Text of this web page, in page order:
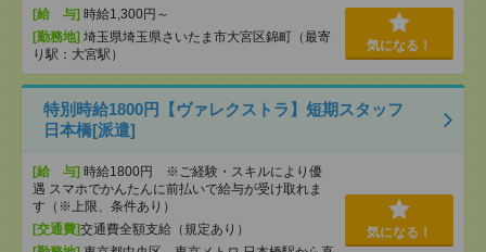
[給 与] 時給1,300円～
[勤務地] 埼玉県埼玉県さいたま市大宮区錦町（最寄
り駅：大宮駅）
気になる！
特別時給1800円【ヴァレクストラ】短期スタッフ
日本橋[派遣]
[給 与] 時給1800円 ※ご経験・スキルにより優
遇 スマホでかんたんに前払いで給与が受け取れま
す（※上限、条件あり）
[交通費]交通費全額支給（規定あり）
気になる！